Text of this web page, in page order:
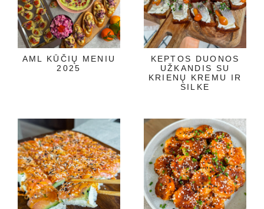
AML KŪČIŲ MENIU
2025
KEPTOS DUONOS
UŽKANDIS SU
KRIENŲ KREMU IR
SILKE